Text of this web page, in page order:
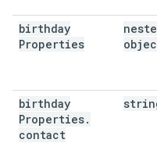
birthday
Properties
birthday
Properties.
contact